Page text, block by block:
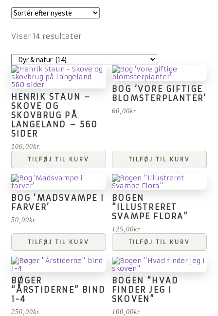
Viser 14 resultaterSorteret
HENRIK STAUN –
SKOVE OG
SKOVBRUG PÅ
LANGELAND – 560
SIDER
100,00kr.
TILFØJ TIL KURV
BOG ‘VORE GIFTIGE
BLOMSTERPLANTER’
60,00kr.
TILFØJ TIL KURV
BOG ‘MADSVAMPE I
FARVER’
50,00kr.
TILFØJ TIL KURV
BOGEN
“ILLUSTRERET
SVAMPE FLORA”
125,00kr.
TILFØJ TIL KURV
BØGER
“ÅRSTIDERNE” BIND
1-4
250,00kr.
BOGEN “HVAD
FINDER JEG I
SKOVEN”
100,00kr.